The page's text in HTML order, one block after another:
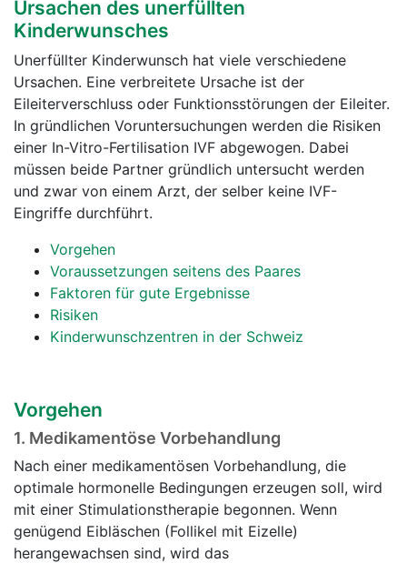
Rubriken
Ursachen des unerfüllten
Kinderwunsches
Unerfüllter Kinderwunsch hat viele verschiedene
Ursachen. Eine verbreitete Ursache ist der
Eileiterverschluss oder Funktionsstörungen der Eileiter.
In gründlichen Voruntersuchungen werden die Risiken
einer In-Vitro-Fertilisation IVF abgewogen. Dabei
müssen beide Partner gründlich untersucht werden
und zwar von einem Arzt, der selber keine IVF-
Eingriffe durchführt.
Vorgehen
Voraussetzungen seitens des Paares
Faktoren für gute Ergebnisse
Risiken
Kinderwunschzentren in der Schweiz
Vorgehen
1. Medikamentöse Vorbehandlung
Nach einer medikamentösen Vorbehandlung, die
optimale hormonelle Bedingungen erzeugen soll, wird
mit einer Stimulationstherapie begonnen. Wenn
genügend Eibläschen (Follikel mit Eizelle)
herangewachsen sind, wird das